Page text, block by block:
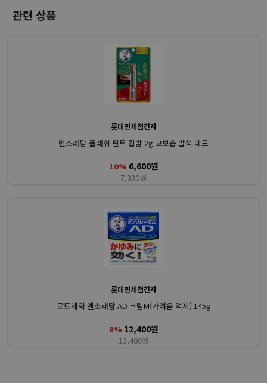
관련 상품
롯데면세점긴자
멘소래담 플래쉬 틴트 립밤 2g 고보습 발색 레드
10% 6,600원
7,330원
롯데면세점긴자
로토제약 멘소래담 AD 크림M(가려움 억제) 145g
8% 12,400원
13,480원